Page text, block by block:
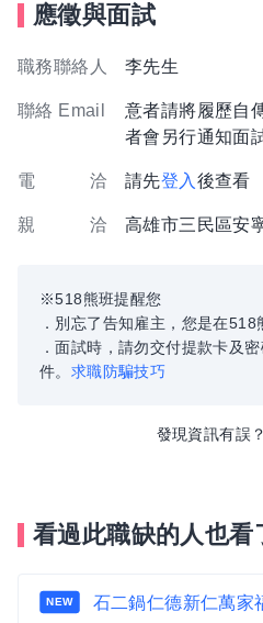
應徵與面試
職務聯絡人 李先生
聯絡 Email
意者請將履歷自
者會另行通知面
電 洽 請先登入 後查看
親 洽 高雄市三民區安
※518熊班提醒您
．別忘了告知雇主，您是在518
．面試時，請勿交付提款卡及
件。 求職防騙技巧
發現資訊有誤？
看過此職缺的人也看
NEW 石二鍋仁德新仁萬家